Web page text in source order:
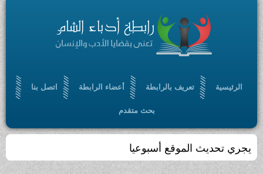
الرئيسية تعريف بالرابطة أعضاء الرابطة اتصل بنا
بحث متقدم
يجري تحديث الموقع أسبوعيا